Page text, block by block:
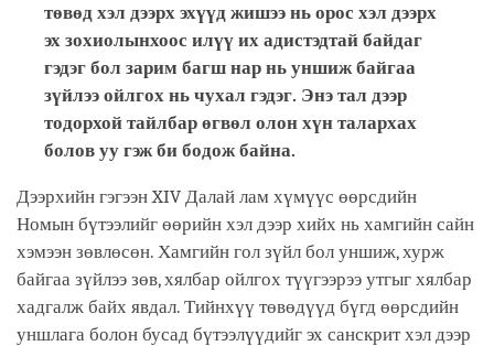
төвөд хэл дээрх эхүүд жишээ нь орос хэл дээрх
эх зохиолынхоос илүү их адистэдтай байдаг
гэдэг бол зарим багш нар нь уншиж байгаа
зүйлээ ойлгох нь чухал гэдэг. Энэ тал дээр
тодорхой тайлбар өгвөл олон хүн талархах
болов уу гэж би бодож байна.
Дээрхийн гэгээн XIV Далай лам хүмүүс өөрсдийн
Номын бүтээлийг өөрийн хэл дээр хийх нь хамгийн сайн
хэмээн зөвлөсөн. Хамгийн гол зүйл бол уншиж, хурж
байгаа зүйлээ зөв, хялбар ойлгох түүгээрээ утгыг хялбар
хадгалж байх явдал. Тийнхүү төвөдүүд бүгд өөрсдийн
уншлага болон бусад бүтээлүүдийг эх санскрит хэл дээр